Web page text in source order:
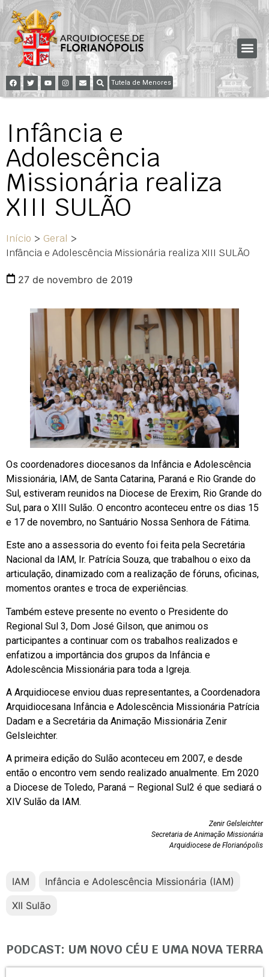
Tutela de Menores
Infância e
Adolescência
Missionária realiza
XIII SULÃO
Início > Geral >
Infância e Adolescência Missionária realiza XIII SULÃO
27 de novembro de 2019
Os coordenadores diocesanos da Infância e Adolescência
Missionária, IAM, de Santa Catarina, Paraná e Rio Grande do
Sul, estiveram reunidos na Diocese de Erexim, Rio Grande do
Sul, para o XIII Sulão. O encontro aconteceu entre os dias 15
e 17 de novembro, no Santuário Nossa Senhora de Fátima.
Este ano a assessoria do evento foi feita pela Secretária
Nacional da IAM, Ir. Patrícia Souza, que trabalhou o eixo da
articulação, dinamizado com a realização de fóruns, oficinas,
momentos orantes e troca de experiências.
Também esteve presente no evento o Presidente do
Regional Sul 3, Dom José Gilson, que animou os
participantes a continuar com os trabalhos realizados e
enfatizou a importância dos grupos da Infância e
Adolescência Missionária para toda a Igreja.
A Arquidiocese enviou duas representantes, a Coordenadora
Arquidiocesana Infância e Adolescência Missionária Patrícia
Dadam e a Secretária da Animação Missionária Zenir
Gelsleichter.
A primeira edição do Sulão aconteceu em 2007, e desde
então o encontro vem sendo realizado anualmente. Em 2020
a Diocese de Toledo, Paraná – Regional Sul2 é que sediará o
XIV Sulão da IAM.
Zenir Gelsleichter
Secretaria de Animação Missionária
Arquidiocese de Florianópolis
IAM
Infância e Adolescência Missionária (IAM)
XII Sulão
PODCAST: UM NOVO CÉU E UMA NOVA TERRA